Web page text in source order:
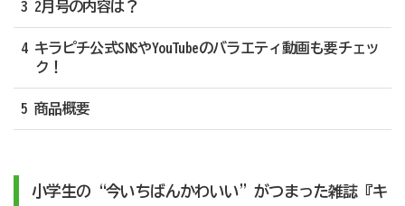
3 2月号の内容は？
4 キラピチ公式SNSやYouTubeのバラエティ動画も要チェッ
ク！
5 商品概要
小学生の“今いちばんかわいい”がつまった雑誌『キ